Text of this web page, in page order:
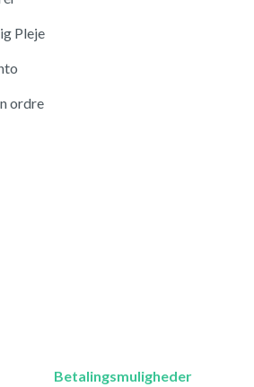
Pleje
ordre
Betalingsmuligheder